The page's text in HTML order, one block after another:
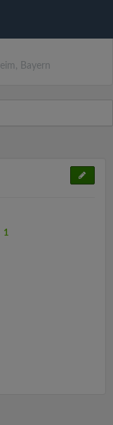
Bayern
1